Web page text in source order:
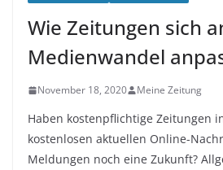
Wie Zeitungen sich
Medienwandel
November 18, 2020 Meine Zeitung
Haben kostenpflichtige Zeitungen
kostenlosen aktuellen Online-
Meldungen noch eine Zukunft?